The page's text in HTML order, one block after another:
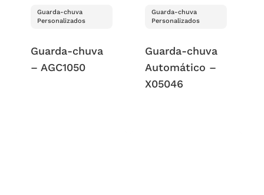
Guarda-chuva
Personalizados
Guarda-chuva
– AGC1050
Guarda-chuva
Personalizados
Guarda-chuva
Automático –
X05046